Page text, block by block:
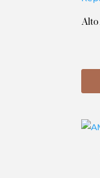
Alto